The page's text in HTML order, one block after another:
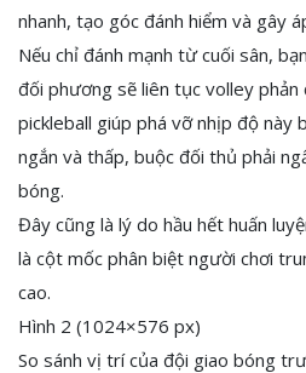
nhanh, tạo góc đánh hiểm và gây
Nếu chỉ đánh mạnh từ cuối sân,
đối phương sẽ liên tục volley
pickleball giúp phá vỡ nhịp độ này
ngắn và thấp, buộc đối thủ phải
bóng.
Đây cũng là lý do hầu hết huấn
là cột mốc phân biệt người chơi
cao.
Hình 2 (1024×576 px)
So sánh vị trí của đội giao bóng